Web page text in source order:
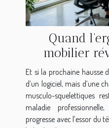
Quand
mobilier
Et si la prochaine hausse
d’un logiciel, mais d’une
musculo-squelettiques
maladie
progresse avec l’essor du